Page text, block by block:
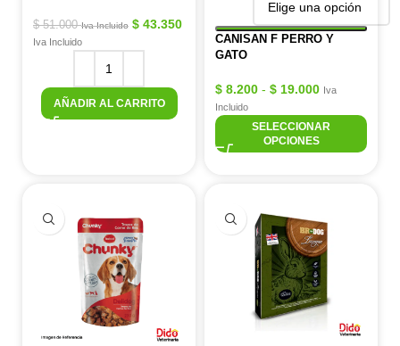
$51.000 Iva Incluido $ 43.350
Iva Incluido
AÑADIR AL CARRITO
CANISAN F PERRO Y
GATO
$ 8.200 - $ 19.000 Iva
Incluido
SELECCIONAR
OPCIONES